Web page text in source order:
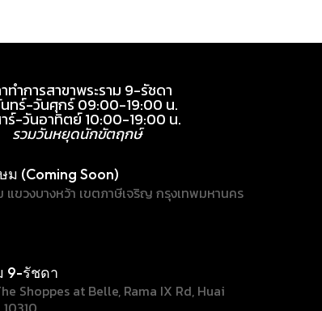
าทำการสาขาพระราม 9-รัชดา
ทร์-วันศุกร์ 09:00-19:00 น.
าร์-วันอาทิตย์ 10:00-19:00 น.
รวมวันหยุดนักขัตฤกษ์
ม (Coming Soon)
แขวงบางหว้า เขตภาษีเจริญ กรุงเทพมหานคร
9-รัชดา
Shoppes at Belle, Rama IX Rd, Huai